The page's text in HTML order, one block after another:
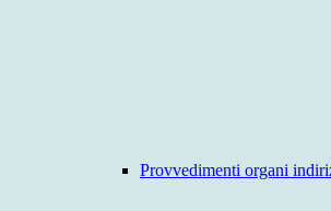
Provvedimenti organi